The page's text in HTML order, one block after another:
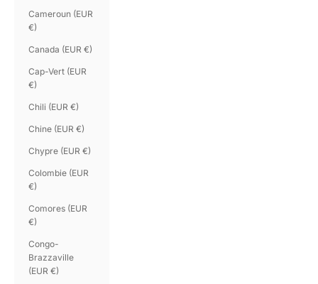
Cameroun (EUR
€)
Canada (EUR €)
Cap-Vert (EUR
€)
Chili (EUR €)
Chine (EUR €)
Chypre (EUR €)
Colombie (EUR
€)
Comores (EUR
€)
Congo-
Brazzaville
(EUR €)